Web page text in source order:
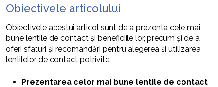
Obiectivele articolului
Obiectivele acestui articol sunt de a prezenta cele mai
bune lentile de contact și beneficiile lor, precum și de a
oferi sfaturi și recomandări pentru alegerea și utilizarea
lentilelor de contact potrivite.
Prezentarea celor mai bune lentile de contact